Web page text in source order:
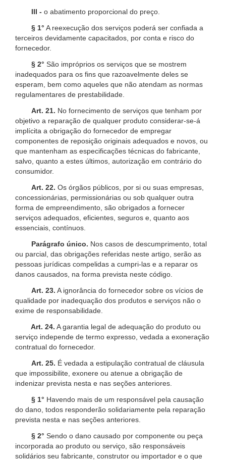
III - o abatimento proporcional do preço.
§ 1° A reexecução dos serviços poderá ser confiada a
terceiros devidamente capacitados, por conta e risco do
fornecedor.
§ 2° São impróprios os serviços que se mostrem
inadequados para os fins que razoavelmente deles se
esperam, bem como aqueles que não atendam as normas
regulamentares de prestabilidade.
Art. 21. No fornecimento de serviços que tenham por
objetivo a reparação de qualquer produto considerar-se-á
implícita a obrigação do fornecedor de empregar
componentes de reposição originais adequados e novos, ou
que mantenham as especificações técnicas do fabricante,
salvo, quanto a estes últimos, autorização em contrário do
consumidor.
Art. 22. Os órgãos públicos, por si ou suas empresas,
concessionárias, permissionárias ou sob qualquer outra
forma de empreendimento, são obrigados a fornecer
serviços adequados, eficientes, seguros e, quanto aos
essenciais, contínuos.
Parágrafo único. Nos casos de descumprimento, total
ou parcial, das obrigações referidas neste artigo, serão as
pessoas jurídicas compelidas a cumpri-las e a reparar os
danos causados, na forma prevista neste código.
Art. 23. A ignorância do fornecedor sobre os vícios de
qualidade por inadequação dos produtos e serviços não o
exime de responsabilidade.
Art. 24. A garantia legal de adequação do produto ou
serviço independe de termo expresso, vedada a exoneração
contratual do fornecedor.
Art. 25. É vedada a estipulação contratual de cláusula
que impossibilite, exonere ou atenue a obrigação de
indenizar prevista nesta e nas seções anteriores.
§ 1° Havendo mais de um responsável pela causação
do dano, todos responderão solidariamente pela reparação
prevista nesta e nas seções anteriores.
§ 2° Sendo o dano causado por componente ou peça
incorporada ao produto ou serviço, são responsáveis
solidários seu fabricante, construtor ou importador e o que